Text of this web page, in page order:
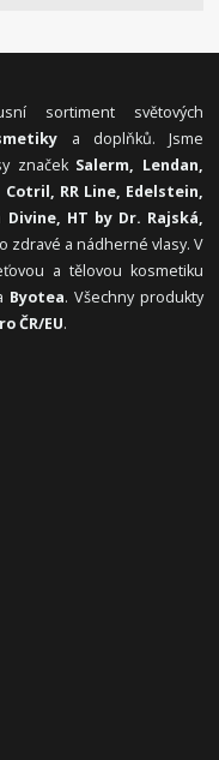
sortiment světových
a doplňků. Jsme
značek Salerm, Lendan,
RR Line, Edelstein,
Divine, HT by Dr. Rajská,
zdravé a nádherné vlasy. V
a tělovou kosmetiku
Byotea. Všechny produkty
ČR/EU.